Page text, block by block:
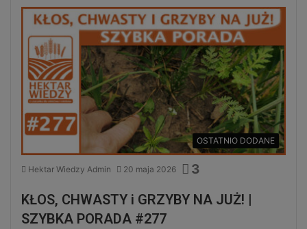
OSTATNIO DODANE
Hektar Wiedzy Admin 20 maja 2026 3
KŁOS, CHWASTY i GRZYBY NA JUŻ! |
SZYBKA PORADA #277